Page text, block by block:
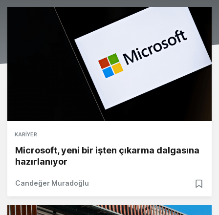
KARIYER
Microsoft, yeni bir işten çıkarma dalgasına
hazırlanıyor
Candeğer Muradoğlu